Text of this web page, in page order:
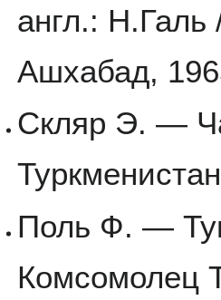
англ.:
Ашхабад,
Скляр Э. —
Поль Ф. —
Комсомолец